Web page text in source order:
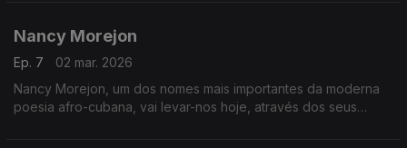
Nancy Morejon
Ep. 7
02 mar. 2026
Nancy Morejon, um dos nomes mais importantes da moderna
poesia afro-cubana, vai levar-nos hoje, através dos seus